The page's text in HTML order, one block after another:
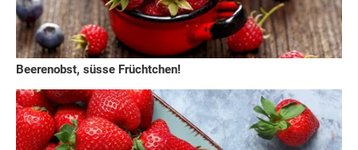
Beerenobst, süsse Früchtchen!